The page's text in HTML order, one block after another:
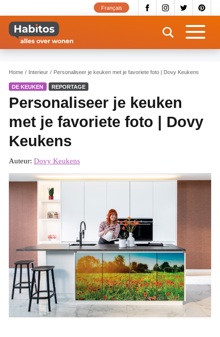
naar
inhoud
gaan
Français
Home Interieur Personaliseer je keuken met je favoriete foto | Dovy Keukens
DE KEUKEN REPORTAGE
Personaliseer je keuken
met je favoriete foto | Dovy
Keukens
Auteur: Dovy Keukens